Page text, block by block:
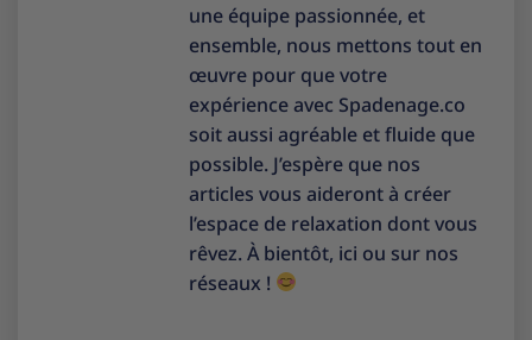
une équipe passionnée, et
ensemble, nous mettons tout en
œuvre pour que votre
expérience avec Spadenage.co
soit aussi agréable et fluide que
possible. J’espère que nos
articles vous aideront à créer
l’espace de relaxation dont vous
rêvez. À bientôt, ici ou sur nos
réseaux !